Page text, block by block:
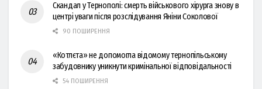
Скандал у Тернополі: смерть військового хірурга знову в
центрі уваги після розслідування Яніни Соколової
90 ПОШИРЕННЯ
«Котлєта» не допомогла відомому тернопільському
забудовнику уникнути кримінальної відповідальності
54 ПОШИРЕННЯ